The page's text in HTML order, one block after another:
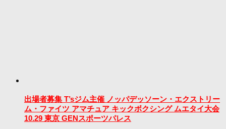
出場者募集 T’sジム主催 ノッパデッソーン・エクストリー
ム・ファイツ アマチュア キックボクシング ムエタイ大会
10.29 東京 GENスポーツパレス